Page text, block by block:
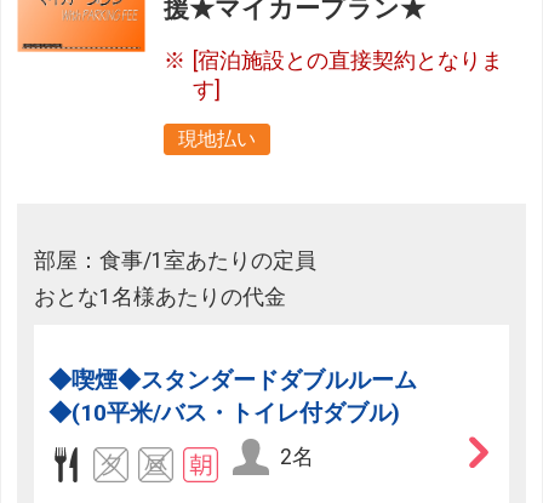
援★マイカープラン★
[宿泊施設との直接契約となりま
す]
現地払い
部屋：食事/1室あたりの定員
おとな1名様あたりの代金
◆喫煙◆スタンダードダブルルーム
◆(10平米/バス・トイレ付ダブル)
2名